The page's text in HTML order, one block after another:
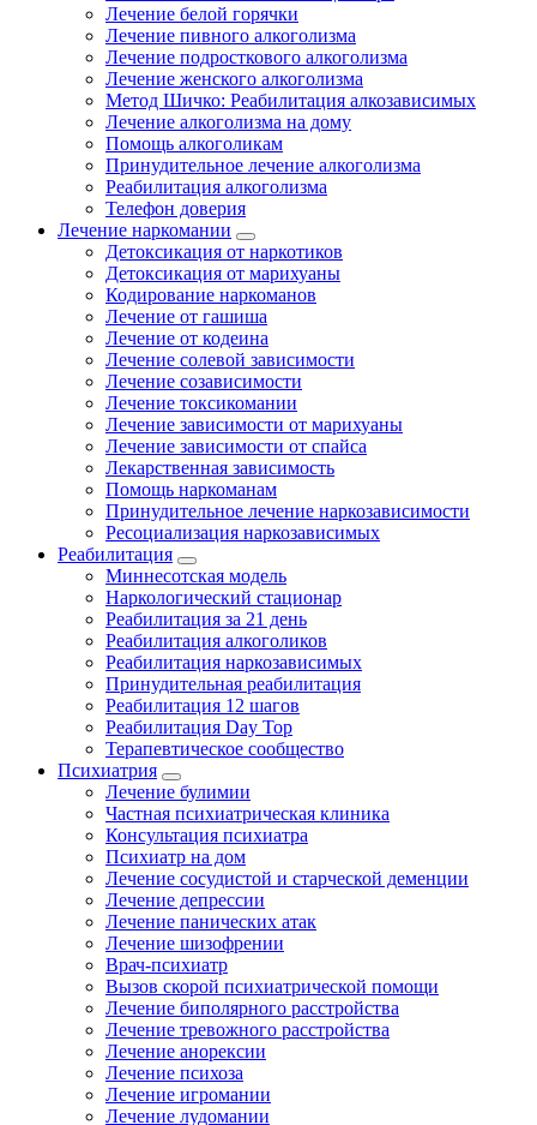
Лечение белой горячки
Лечение пивного алкоголизма
Лечение подросткового алкоголизма
Лечение женского алкоголизма
Метод Шичко: Реабилитация алкозависимых
Лечение алкоголизма на дому
Помощь алкоголикам
Принудительное лечение алкоголизма
Реабилитация алкоголизма
Телефон доверия
Лечение наркомании
Детоксикация от наркотиков
Детоксикация от марихуаны
Кодирование наркоманов
Лечение от гашиша
Лечение от кодеина
Лечение солевой зависимости
Лечение созависимости
Лечение токсикомании
Лечение зависимости от марихуаны
Лечение зависимости от спайса
Лекарственная зависимость
Помощь наркоманам
Принудительное лечение наркозависимости
Ресоциализация наркозависимых
Реабилитация
Миннесотская модель
Наркологический стационар
Реабилитация за 21 день
Реабилитация алкоголиков
Реабилитация наркозависимых
Принудительная реабилитация
Реабилитация 12 шагов
Реабилитация Day Top
Терапевтическое сообщество
Психиатрия
Лечение булимии
Частная психиатрическая клиника
Консультация психиатра
Психиатр на дом
Лечение сосудистой и старческой деменции
Лечение депрессии
Лечение панических атак
Лечение шизофрении
Врач-психиатр
Вызов скорой психиатрической помощи
Лечение биполярного расстройства
Лечение тревожного расстройства
Лечение анорексии
Лечение психоза
Лечение игромании
Лечение лудомании